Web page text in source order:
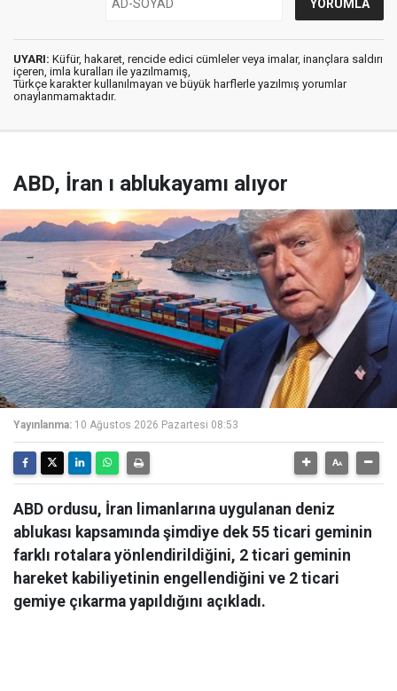
UYARI: Küfür, hakaret, rencide edici cümleler veya imalar, inançlara saldırı
içeren, imla kuralları ile yazılmamış,
Türkçe karakter kullanılmayan ve büyük harflerle yazılmış yorumlar
onaylanmamaktadır.
ABD, İran ı ablukayamı alıyor
Yayınlanma: 10 Ağustos 2026 Pazartesi 08:53
ABD ordusu, İran limanlarına uygulanan deniz
ablukası kapsamında şimdiye dek 55 ticari geminin
farklı rotalara yönlendirildiğini, 2 ticari geminin
hareket kabiliyetinin engellendiğini ve 2 ticari
gemiye çıkarma yapıldığını açıkladı.